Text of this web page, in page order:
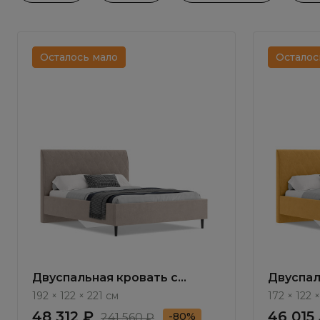
Осталось мало
Двуспальная кровать с
подъемным механизмом
Валенсия / Valensia NK124.6
192 × 122 × 221 см
48 312 ₽ -80%
172 × 122
46 015